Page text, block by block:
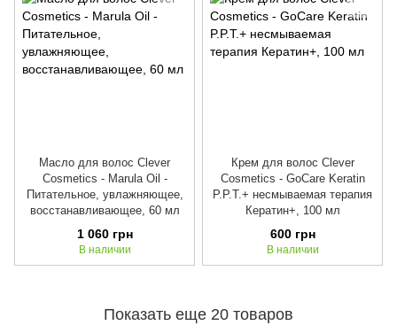
Масло для волос Clever
Cosmetics - Marula Oil -
Питательное, увлажняющее,
восстанавливающее, 60 мл
1 060 грн
В наличии
Крем для волос Clever
Cosmetics - GoCare Keratin
P.P.T.+ несмываемая терапия
Кератин+, 100 мл
600 грн
В наличии
Показать еще 20 товаров